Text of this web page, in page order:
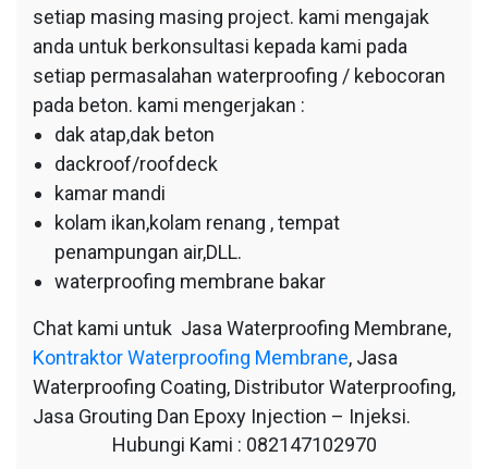
setiap masing masing project. kami mengajak
anda untuk berkonsultasi kepada kami pada
setiap permasalahan waterproofing / kebocoran
pada beton. kami mengerjakan :
dak atap,dak beton
dackroof/roofdeck
kamar mandi
kolam ikan,kolam renang , tempat
penampungan air,DLL.
waterproofing membrane bakar
Chat kami untuk Jasa Waterproofing Membrane,
Kontraktor Waterproofing Membrane, Jasa
Waterproofing Coating, Distributor Waterproofing,
Jasa Grouting Dan Epoxy Injection – Injeksi.
Hubungi Kami : 082147102970